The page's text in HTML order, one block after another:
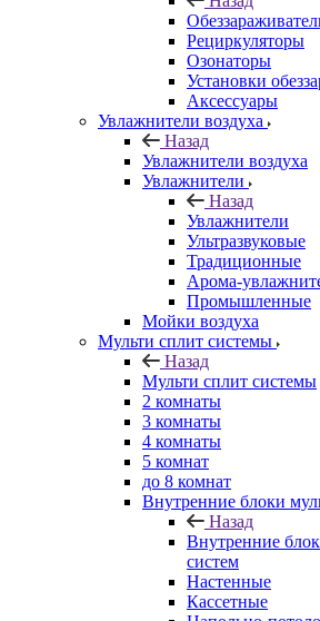
Рециркуляторы
Озонаторы
Установки
Аксессуары
Увлажнители воздуха
Назад
Увлажнители воздуха
Увлажнители
Назад
Увлажнители
Ультразвуковые
Традиционные
Арома-
Промышленные
Мойки воздуха
Мульти сплит системы
Назад
Мульти сплит системы
2 комнаты
3 комнаты
4 комнаты
5 комнат
до 8 комнат
Внутренние блоки
Назад
Внутренние
систем
Настенные
Кассетные